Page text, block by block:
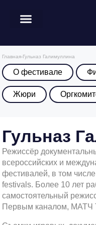
Главная-Гульназ Галимуллина
О фестивале
Жюри
Гульназ
Режиссёр
всероссийских и
фестивалей, в том
festivals. Более 10 лет
самостоятельный
Первым каналом,